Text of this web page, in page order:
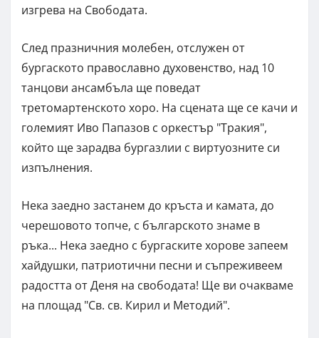
изгрева на Свободата.
След празничния молебен, отслужен от
бургаското православно духовенство, над 10
танцови ансамбъла ще поведат
третомартенското хоро. На сцената ще се качи и
големият Иво Папазов с оркестър "Тракия",
който ще зарадва бургазлии с виртуозните си
изпълнения.
Нека заедно застанем до кръста и камата, до
черешовото топче, с българското знаме в
ръка... Нека заедно с бургаските хорове запеем
хайдушки, патриотични песни и съпреживеем
радостта от Деня на свободата! Ще ви очакваме
на площад "Св. св. Кирил и Методий".